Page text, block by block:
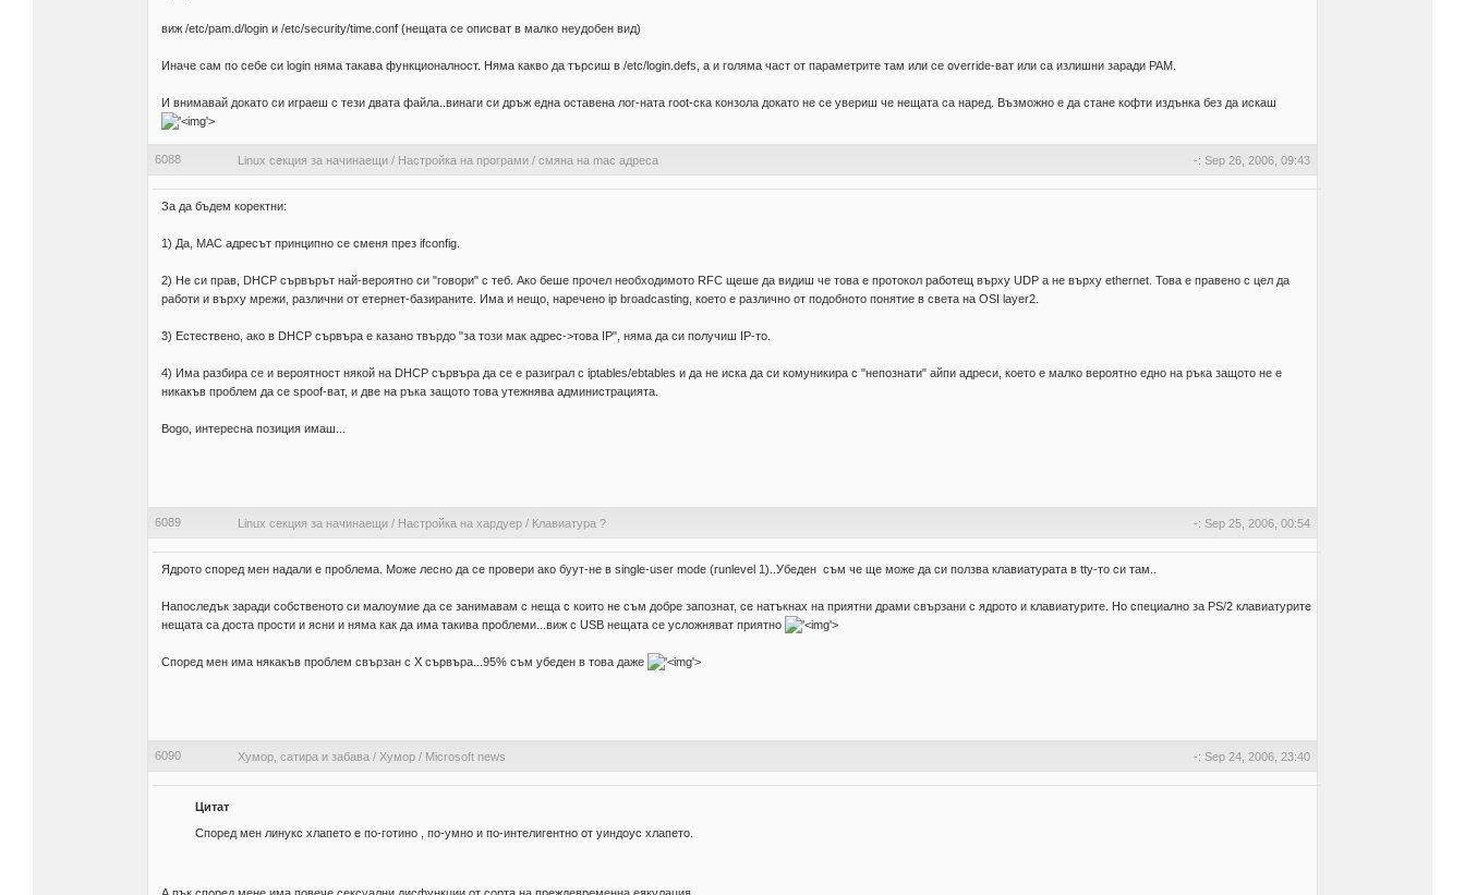
виж /etc/pam.d/login и /etc/security/time.conf (нещата се описват в малко неудобен вид)
Иначе сам по себе си login няма такава функционалност. Няма какво да търсиш в /etc/login.defs, а и голяма част от параметрите там или се override-ват или са излишни заради PAM.
И внимавай докато си играеш с тези двата файла..винаги си дръж една оставена лог-ната root-ска конзола докато не се увериш че нещата са наред. Възможно е да стане кофти издънка без да искаш
'>
6088 Linux секция за начинаещи / Настройка на програми / смяна на mac адреса -: Sep 26, 2006, 09:43
За да бъдем коректни:
1) Да, MAC адресът принципно се сменя през ifconfig.
2) Не си прав, DHCP сървърът най-вероятно си "говори" с теб. Ако беше прочел необходимото RFC щеше да видиш че това е протокол работещ върху UDP а не върху ethernet. Това е правено с цел да
работи и върху мрежи, различни от етернет-базираните. Има и нещо, наречено ip broadcasting, което е различно от подобното понятие в света на OSI layer2.
3) Естествено, ако в DHCP сървъра е казано твърдо "за този мак адрес->това IP", няма да си получиш IP-то.
4) Има разбира се и вероятност някой на DHCP сървъра да се е разиграл с iptables/ebtables и да не иска да си комуникира с "непознати" айпи адреси, което е малко вероятно едно на ръка защото не е
никакъв проблем да се spoof-ват, и две на ръка защото това утежнява администрацията.
Bogo, интересна позиция имаш...
6089 Linux секция за начинаещи / Настройка на хардуер / Клавиатура ? -: Sep 25, 2006, 00:54
Ядрото според мен надали е проблема. Може лесно да се провери ако буут-не в single-user mode (runlevel 1)..Убеден съм че ще може да си ползва клавиатурата в tty-то си там..
Напоследък заради собственото си малоумие да се занимавам с неща с които не съм добре запознат, се натъкнах на приятни драми свързани с ядрото и клавиатурите. Но специално за PS/2 клавиатурите
нещата са доста прости и ясни и няма как да има такива проблеми...виж с USB нещата се усложняват приятно
'>
Според мен има някакъв проблем свързан с X сървъра...95% съм убеден в това даже '>
6090 Хумор, сатира и забава / Хумор / Microsoft news -: Sep 24, 2006, 23:40
Цитат
Според мен линукс хлапето е по-готино , по-умно и по-интелигентно от уиндоус хлапето.